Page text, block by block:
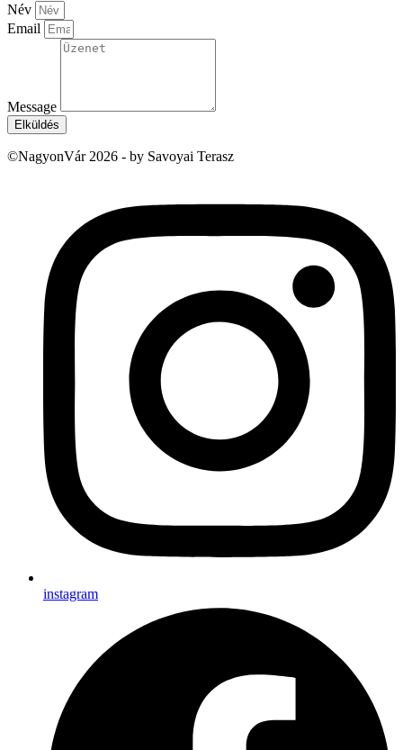
Név
Email
Message
Elküldés
©NagyonVár 2026 - by Savoyai Terasz
instagram